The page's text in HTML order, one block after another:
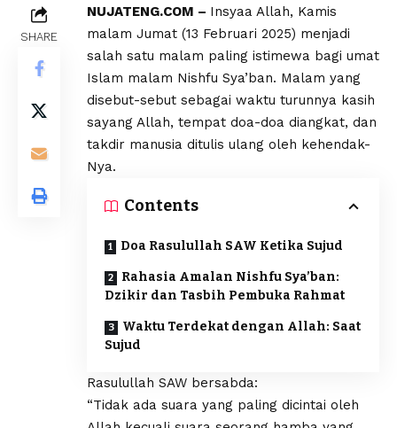
SHARE
NUJATENG.COM – Insyaa Allah, Kamis
malam Jumat (13 Februari 2025) menjadi
salah satu malam paling istimewa bagi umat
Islam malam Nishfu Sya’ban. Malam yang
disebut-sebut sebagai waktu turunnya kasih
sayang Allah, tempat doa-doa diangkat, dan
takdir manusia ditulis ulang oleh kehendak-
Nya.
Contents
Doa Rasulullah SAW Ketika Sujud
Rahasia Amalan Nishfu Sya’ban:
Dzikir dan Tasbih Pembuka Rahmat
Waktu Terdekat dengan Allah: Saat
Sujud
Rasulullah SAW bersabda:
“Tidak ada suara yang paling dicintai oleh